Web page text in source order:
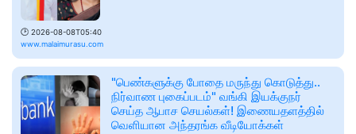
🕑 2026-08-08T05:40
www.malaimurasu.com
"பெண்களுக்கு போதை மருந்து கொடுத்து..
நிர்வாண புகைப்படம்" வங்கி இயக்குநர்
செய்த ஆபாச செயல்கள்! இணையதளத்தில்
வெளியான அந்தரங்க வீடியோக்கள்